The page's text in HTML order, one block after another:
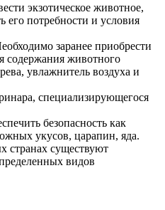
экзотическое животное,
его потребности и условия
заранее приобрести
содержания животного
увлажнитель воздуха и
специализирующегося
безопасность как
укусов, царапин, яда.
странах существуют
видов